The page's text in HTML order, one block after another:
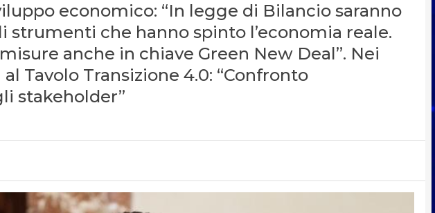
economico: “In legge di Bilancio saranno
che hanno spinto l’economia reale.
anche in chiave Green New Deal”. Nei
Tavolo Transizione 4.0: “Confronto
stakeholder”